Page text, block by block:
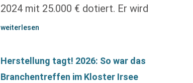
2024 mit 25.000 € dotiert. Er wird
weiterlesen
Herstellung tagt! 2026: So war das
Branchentreffen im Kloster Irsee